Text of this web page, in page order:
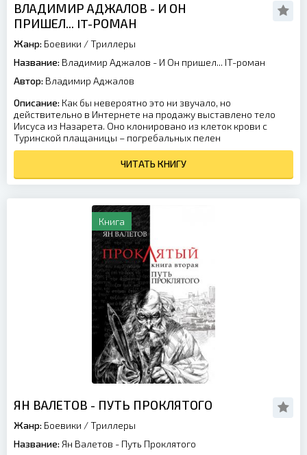
ВЛАДИМИР АДЖАЛОВ - И ОН
ПРИШЕЛ... IT-РОМАН
Жанр: Боевики /Триллеры
Название: Владимир Аджалов - И Он пришел... IT-роман
Автор: Владимир Аджалов
Описание: Как бы невероятно это ни звучало, но
действительно в Интернете на продажу выставлено тело
Иисуса из Назарета. Оно клонировано из клеток крови с
Туринской плащаницы – погребальных пелен
ЧИТАТЬ КНИГУ
Книга
ЯН ВАЛЕТОВ - ПУТЬ ПРОКЛЯТОГО
Жанр: Боевики /Триллеры
Название: Ян Валетов - Путь Проклятого